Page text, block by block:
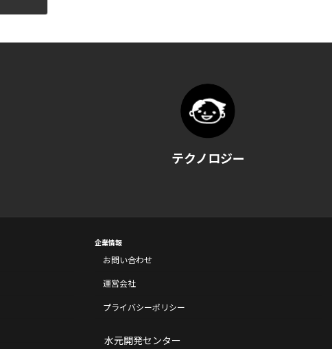
テクノロジー
企業情報
お問い合わせ
運営会社
プライバシーポリシー
水元開発センター